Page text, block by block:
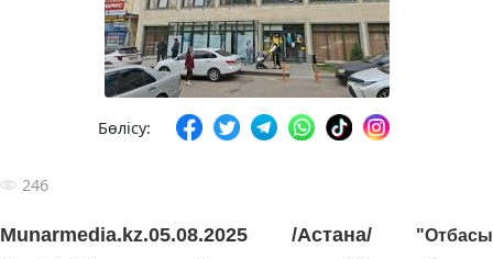
Бөлісу:
246
Munarmedia.kz.05.08.2025 /Астана/
"Отбасы